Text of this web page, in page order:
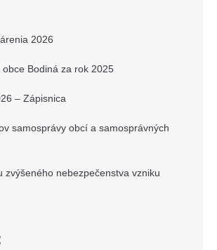
2026
Bodiná za rok 2025
– Zápisnica
samosprávy obcí a samosprávných
zvýšeného nebezpečenstva vzniku